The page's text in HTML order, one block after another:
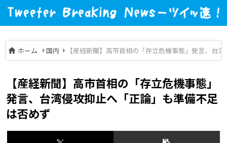
ホーム 国内 【産経新聞】高市首相の「存立危機事態」発言、台
【産経新聞】高市首相の「存立危機事態」
発言、台湾侵攻抑止へ「正論」も準備不足
は否めず